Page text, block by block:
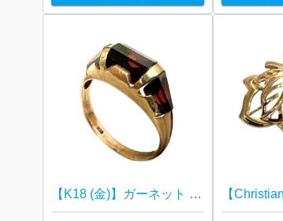
【K18 (金)】ガーネット リング